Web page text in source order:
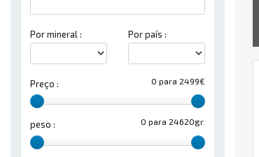
Por mineral : Por país :
0 para 2499€
Preço :
0 para 24620gr.
peso :